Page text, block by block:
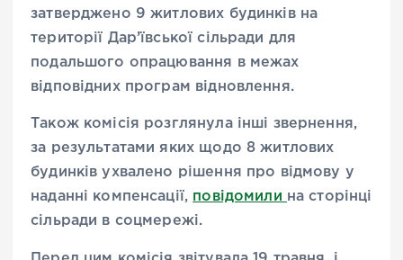
затверджено 9 житлових будинків на
території Дар’ївської сільради для
подальшого опрацювання в межах
відповідних програм відновлення.
Також комісія розглянула інші звернення,
за результатами яких щодо 8 житлових
будинків ухвалено рішення про відмову у
наданні компенсації, повідомили на сторінці
сільради в соцмережі.